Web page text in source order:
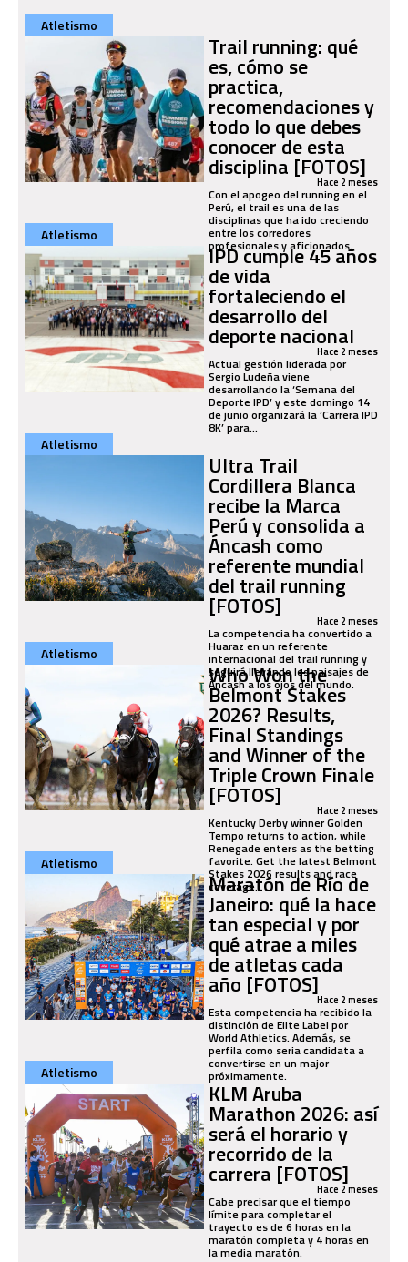
Atletismo
Trail running: qué
es, cómo se
practica,
recomendaciones y
todo lo que debes
conocer de esta
disciplina [FOTOS]
Hace 2 meses
Con el apogeo del running en el
Perú, el trail es una de las
disciplinas que ha ido creciendo
entre los corredores
profesionales y aficionados.
Atletismo
IPD cumple 45 años
de vida
fortaleciendo el
desarrollo del
deporte nacional
Hace 2 meses
Actual gestión liderada por
Sergio Ludeña viene
desarrollando la ‘Semana del
Deporte IPD’ y este domingo 14
de junio organizará la ‘Carrera IPD
8K’ para...
Atletismo
Ultra Trail
Cordillera Blanca
recibe la Marca
Perú y consolida a
Áncash como
referente mundial
del trail running
[FOTOS] Hace 2 meses
La competencia ha convertido a
Huaraz en un referente
internacional del trail running y
seguirá llevando los paisajes de
Áncash a los ojos del mundo.
Atletismo
Who Won the
Belmont Stakes
2026? Results,
Final Standings
and Winner of the
Triple Crown Finale
[FOTOS] Hace 2 meses
Kentucky Derby winner Golden
Tempo returns to action, while
Renegade enters as the betting
favorite. Get the latest Belmont
Stakes 2026 results and race
coverage.
Atletismo
Maratón de Río de
Janeiro: qué la hace
tan especial y por
qué atrae a miles
de atletas cada
año [FOTOS]Hace 2 meses
Esta competencia ha recibido la
distinción de Elite Label por
World Athletics. Además, se
perfila como seria candidata a
convertirse en un major
próximamente.
Atletismo
KLM Aruba
Marathon 2026: así
será el horario y
recorrido de la
carrera [FOTOS]Hace 2 meses
Cabe precisar que el tiempo
límite para completar el
trayecto es de 6 horas en la
maratón completa y 4 horas en
la media maratón.